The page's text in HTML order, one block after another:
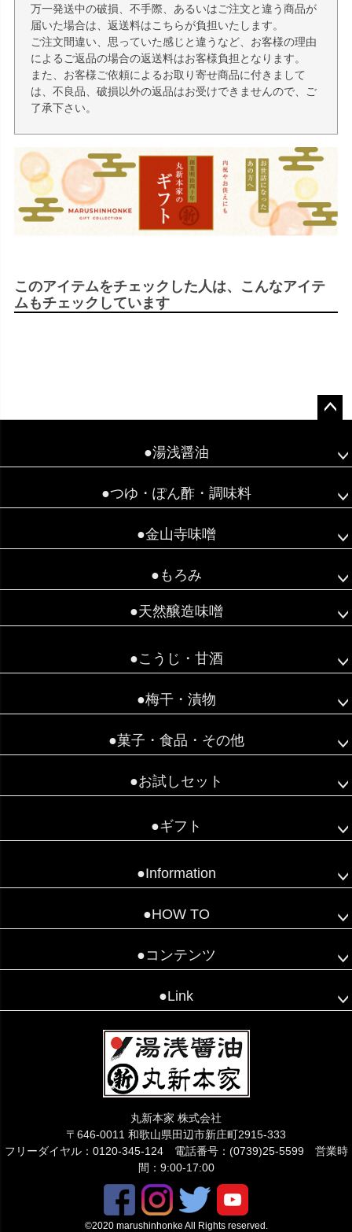
万一発送中の破損、不手際、あるいはご注文と違う商品が
届いた場合は、返送料はこちらが負担いたします。
ご注文間違い、思っていた感じと違うなど、お客様の理由
によるご返品の場合の返送料はお客様負担となります。
また、お客様ご依頼によるお取り寄せ商品に付きまして
は、不良品、破損以外の返品はお受けできませんので、ご
了承下さい。
このアイテムをチェックした人は、こんなアイテ
ムもチェックしています
●湯浅醤油
●つゆ・ぽん酢・調味料
●金山寺味噌
●もろみ
●天然醸造味噌
●こうじ・甘酒
●梅干・漬物
●菓子・食品・その他
●お試しセット
●ギフト
●Information
●HOW TO
●コンテンツ
●Link
丸新本家 株式会社
〒646-0011 和歌山県田辺市新庄町2915-333
フリーダイヤル：0120-345-124 電話番号：(0739)25-5599 営業時
間：9:00-17:00
©2020 marushinhonke All Rights reserved.